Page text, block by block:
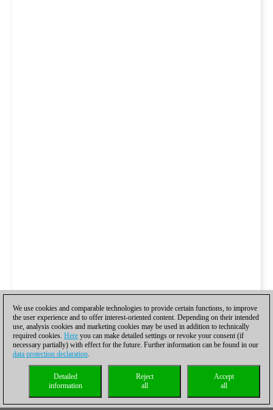
We use cookies and comparable technologies to provide certain functions, to improve
the user experience and to offer interest-oriented content. Depending on their intended
use, analysis cookies and marketing cookies may be used in addition to technically
required cookies. Here you can make detailed settings or revoke your consent (if
necessary partially) with effect for the future. Further information can be found in our
data protection declaration.
Accept
all
Reject
all
Detailed
information